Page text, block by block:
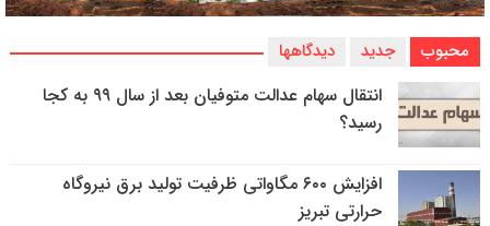
محبوب جدید دیدگاهها
انتقال سهام عدالت متوفیان بعد از سال ۹۹ به کجا
رسید؟
افزایش ۶۰۰ مگاواتی ظرفیت تولید برق نیروگاه
حرارتی تبریز